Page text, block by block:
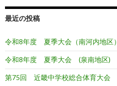
最近の投稿
令和8年度 夏季大会（南河内地区）
令和8年度 夏季大会 (泉南地区)
第75回 近畿中学校総合体育大会